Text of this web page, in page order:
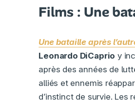
Films : Une
Une bataille après
Leonardo DiCaprio y
après des années de
alliés et ennemis
d’instinct de survie. Les